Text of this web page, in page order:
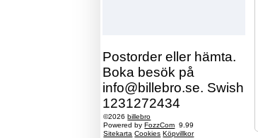
Postorder eller hämta.
Boka besök på
info@billebro.se. Swish
1231272434
©2026billebro
Powered byFozzCom 9.99
Sitekarta Cookies Köpvillkor